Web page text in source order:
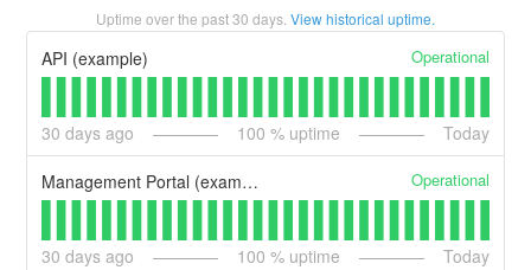
Uptime over the past30 days. View historical uptime.
API (example) Operational
30 days ago 100 % uptime Today
Management Portal (example) Operational
30 days ago 100 % uptime Today